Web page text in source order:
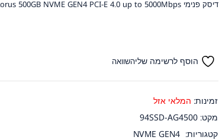
דיסק פנימי Aorus 500GB NVME GEN4 PCI-E 4.0 up to 5000Mbps
הוסף לרשימה שליהשוואה
זמינות: המלאי אזל
מקט: 94SSD-AG4500
קטגוריות: NVME GEN4